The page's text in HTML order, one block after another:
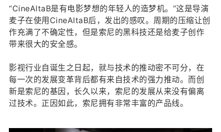
“CineAltaB是有电影梦想的年轻人的造梦机。”这是导演
麦子在使用CineAltaB后，发出的感叹。周期的压缩让创
作充满了不确定性，但是索尼的黑科技还是给麦子创作
带来很大的安全感。
影视行业自诞生之日起，就与技术的推动密不可分，在
每一次的发展变革背后都有来自技术的强力推动。而创
新是索尼的基因，长久以来，索尼的发展从来没有偏离
过技术。正因如此，索尼拥有非常丰富的产品线。